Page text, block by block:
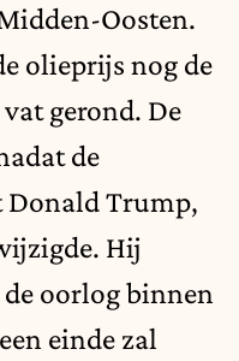
Oosten.
olieprijs nog de
gerond. De
de
Donald Trump,
Hij
oorlog binnen
einde zal